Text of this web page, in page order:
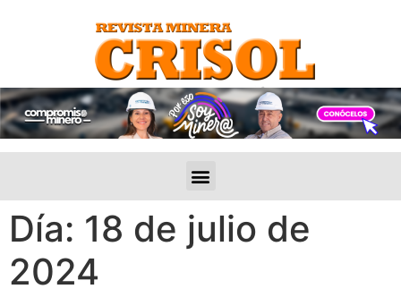
Día: 18 de julio de
2024